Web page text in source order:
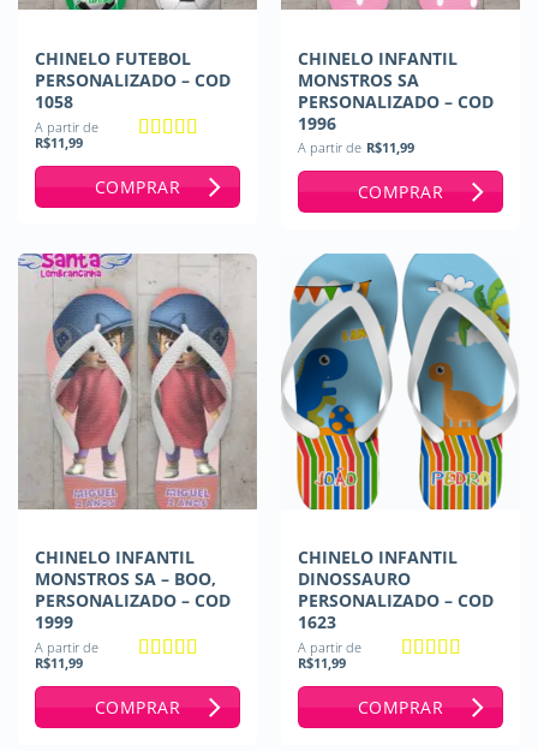
CHINELO FUTEBOL
PERSONALIZADO – COD
1058
A partir de
R$11,99
COMPRAR
CHINELO INFANTIL
MONSTROS SA
PERSONALIZADO – COD
1996
A partir de R$11,99
COMPRAR
CHINELO INFANTIL
MONSTROS SA – BOO,
PERSONALIZADO – COD
1999
A partir de
R$11,99
COMPRAR
CHINELO INFANTIL
DINOSSAURO
PERSONALIZADO – COD
1623
A partir de
R$11,99
COMPRAR